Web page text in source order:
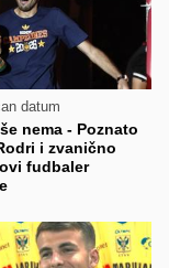
datum
nema - Poznato
i zvanično
fudbaler